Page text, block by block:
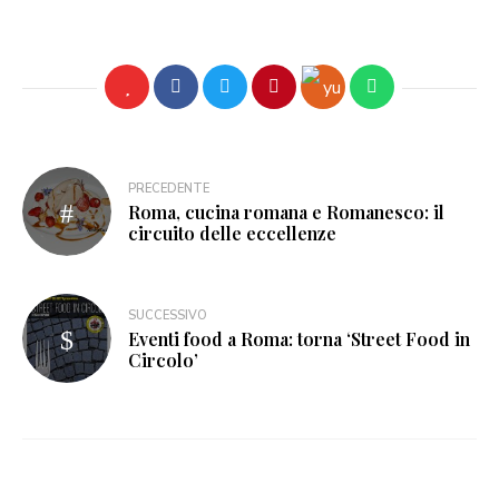
PRECEDENTE
Roma, cucina romana e Romanesco: il
circuito delle eccellenze
SUCCESSIVO
Eventi food a Roma: torna ‘Street Food in
Circolo’